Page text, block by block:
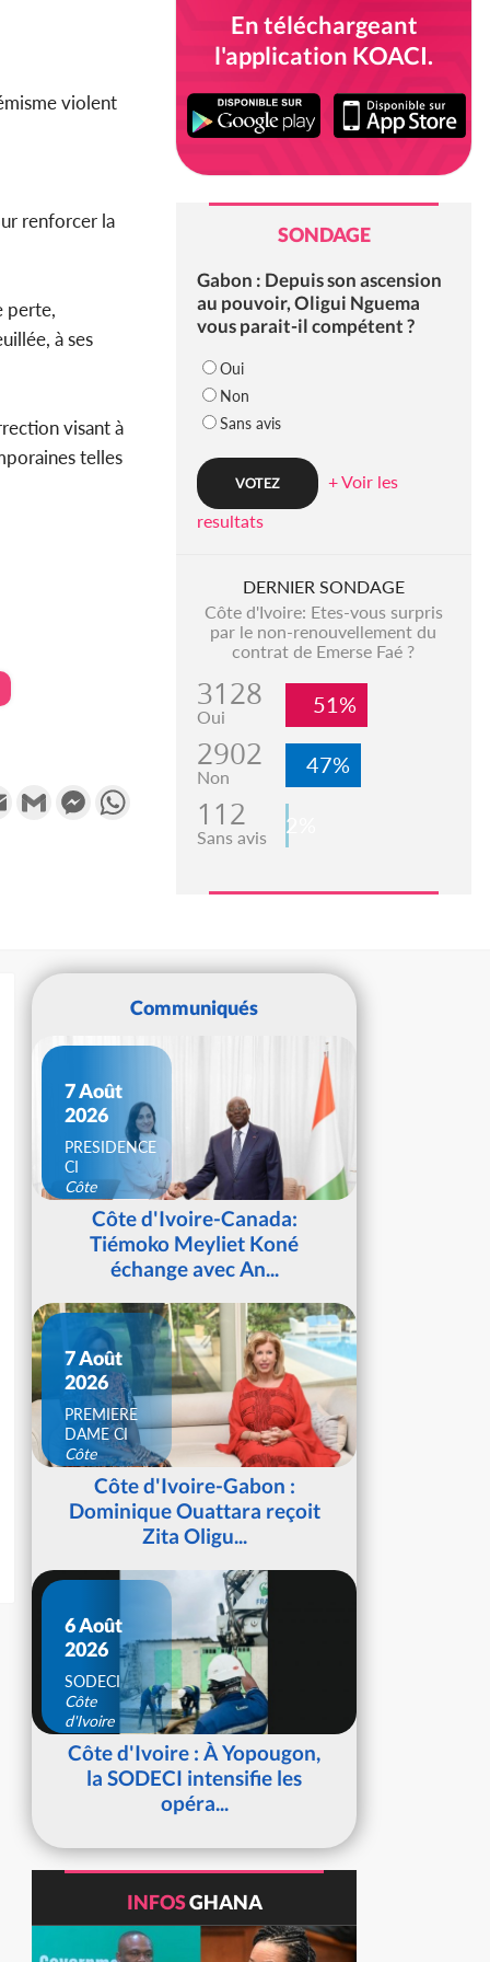
violent
renforcer la
perte,
à ses
visant à
telles
Email Gmail Messenger
En téléchargeant
l'application KOACI.
SONDAGE
Gabon : Depuis son ascension
au pouvoir, Oligui Nguema
vous parait-il compétent ?
Oui
Non
Sans avis
+ Voir les
resultats
DERNIER SONDAGE
Côte d'Ivoire: Etes-vous surpris
par le non-renouvellement du
contrat de Emerse Faé ?
3128
Oui 51%
2902
Non 47%
112
Sans avis 2%
Communiqués
7 Août
2026
PRESIDENCE
CI
Côte
d'IvoireCôte d'Ivoire-Canada:
Tiémoko Meyliet Koné
échange avec An...
7 Août
2026
PREMIERE
DAME CI
Côte
d'IvoireCôte d'Ivoire-Gabon :
Dominique Ouattara reçoit
Zita Oligu...
6 Août
2026
SODECI
Côte
d'Ivoire
Côte d'Ivoire : À Yopougon,
la SODECI intensifie les
opéra...
INFOSGHANA